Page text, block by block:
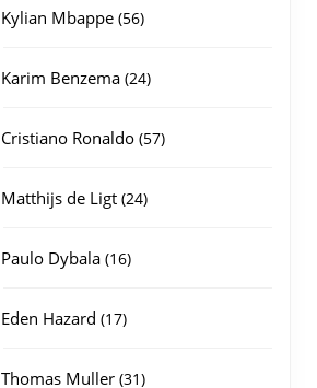
Kylian Mbappe 5656
Karim Benzema 2424
Cristiano Ronaldo 5757
Matthijs de Ligt 2424
Paulo Dybala 1616
Eden Hazard 1717
Thomas Muller 3131